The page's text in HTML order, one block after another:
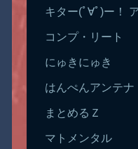
キター(ﾟ∀ﾟ)ー！
コンプ・リート
にゅきにゅき
はんぺんアンテナ
まとめるＺ
マトメンタル